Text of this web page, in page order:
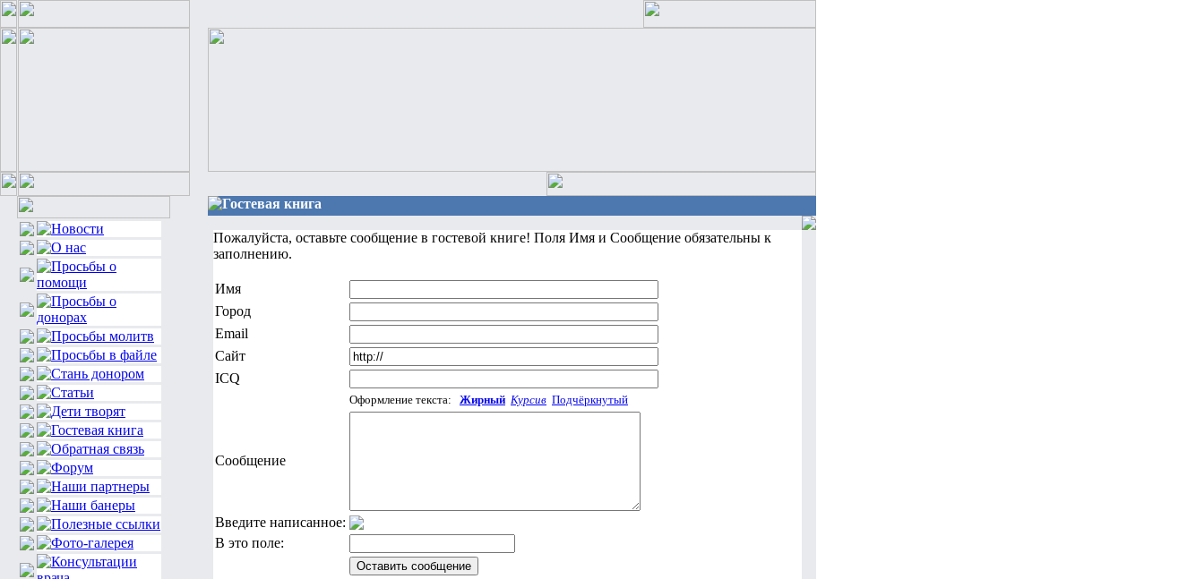
Гостевая книга
Пожалуйста, оставьте сообщение в гостевой книге! Поля Имя и Сообщение обязательны к
заполнению.
Имя
Город
Email
Сайт
ICQ
Оформление текста: Жирный Курсив Подчёркнутый
Сообщение
Введите написанное:
В это поле: